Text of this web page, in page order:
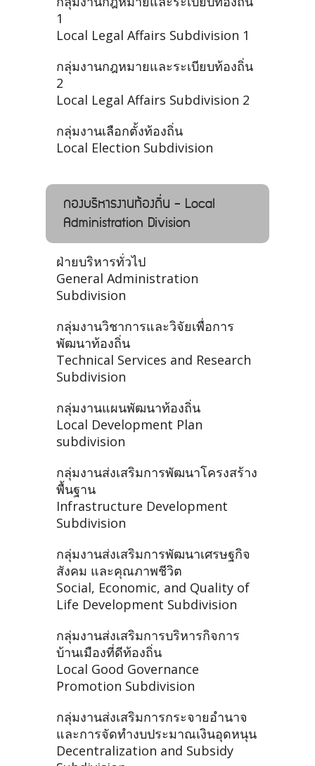
1
Local Legal Affairs Subdivision 1
กลุ่มงานกฎหมายและระเบียบท้องถิ่น
2
Local Legal Affairs Subdivision 2
กลุ่มงานเลือกตั้งท้องถิ่น
Local Election Subdivision
กองบริหารงานท้องถิ่น - Local
Administration Division
ฝ่ายบริหารทั่วไป
General Administration
Subdivision
กลุ่มงานวิชาการและวิจัยเพื่อการ
พัฒนาท้องถิ่น
Technical Services and Research
Subdivision
กลุ่มงานแผนพัฒนาท้องถิ่น
Local Development Plan
subdivision
กลุ่มงานส่งเสริมการพัฒนาโครงสร้าง
พื้นฐาน
Infrastructure Development
Subdivision
กลุ่มงานส่งเสริมการพัฒนาเศรษฐกิจ
สังคม และคุณภาพชีวิต
Social, Economic, and Quality of
Life Development Subdivision
กลุ่มงานส่งเสริมการบริหารกิจการ
บ้านเมืองที่ดีท้องถิ่น
Local Good Governance
Promotion Subdivision
กลุ่มงานส่งเสริมการกระจายอำนาจ
และการจัดทำงบประมาณเงินอุดหนุน
Decentralization and Subsidy